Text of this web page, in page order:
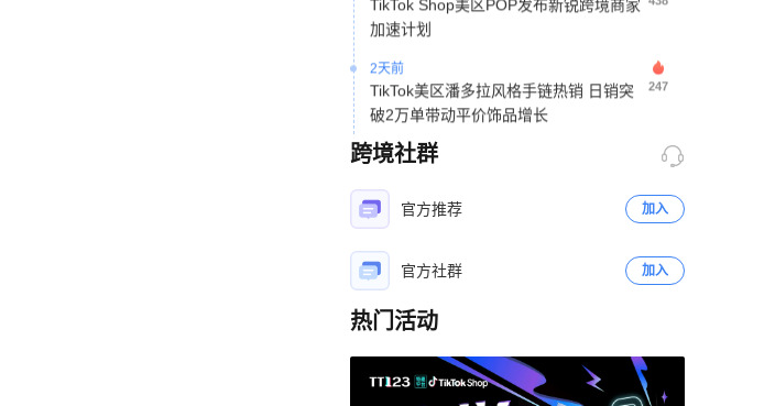
加速计划
TikTok美区潘多拉风格手链热销 日销突
破2万单带动平价饰品增长
247
2天前
Etsy裁减12%员工并启动20亿美元股票
回购计划
135
2天前
TikTok Shop越南市场份额升至41% 主动
搜索GMV同比增长55%
2天前
TikTok Shop上半年全球GMV达503亿美
元 美区首次超越印尼成为第一大市场
跨境社群
官方推荐 加入
官方社群 加入
热门活动